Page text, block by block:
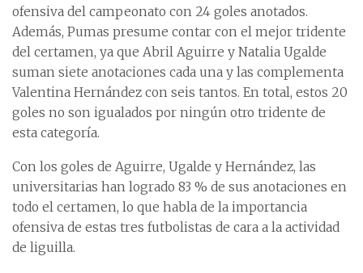
ofensiva del campeonato con 24 goles anotados.
Además, Pumas presume contar con el mejor tridente
del certamen, ya que Abril Aguirre y Natalia Ugalde
suman siete anotaciones cada una y las complementa
Valentina Hernández con seis tantos. En total, estos 20
goles no son igualados por ningún otro tridente de
esta categoría.
Con los goles de Aguirre, Ugalde y Hernández, las
universitarias han logrado 83 % de sus anotaciones en
todo el certamen, lo que habla de la importancia
ofensiva de estas tres futbolistas de cara a la actividad
de liguilla.